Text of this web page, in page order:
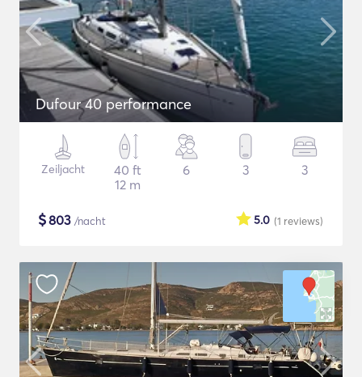
Dufour 40 performance
Zeiljacht
40 ft
12 m
6 3 3
$803 /nacht (1 reviews)
5.0